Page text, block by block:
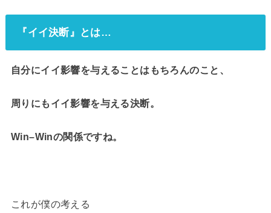
『イイ決断』とは…
自分にイイ影響を与えることはもちろんのこと、
周りにもイイ影響を与える決断。
Win–Winの関係ですね。
これが僕の考える